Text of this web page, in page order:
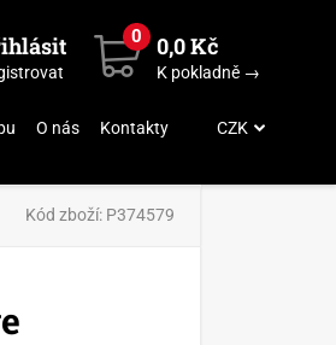
0 0,0 Kč
K pokladně →
O nás Kontakty CZK
Kód zboží: P374579